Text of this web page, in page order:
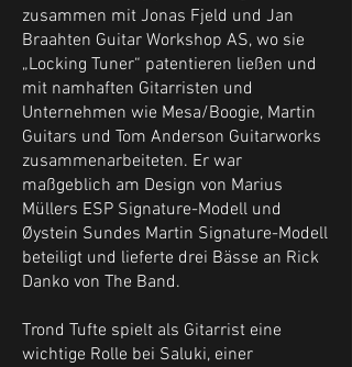
zusammen mit Jonas Fjeld und Jan
Braahten Guitar Workshop AS, wo sie
„Locking Tuner“ patentieren ließen und
mit namhaften Gitarristen und
Unternehmen wie Mesa/Boogie, Martin
Guitars und Tom Anderson Guitarworks
zusammenarbeiteten. Er war
maßgeblich am Design von Marius
Müllers ESP Signature-Modell und
Øystein Sundes Martin Signature-Modell
beteiligt und lieferte drei Bässe an Rick
Danko von The Band.
Trond Tufte spielt als Gitarrist eine
wichtige Rolle bei Saluki, einer